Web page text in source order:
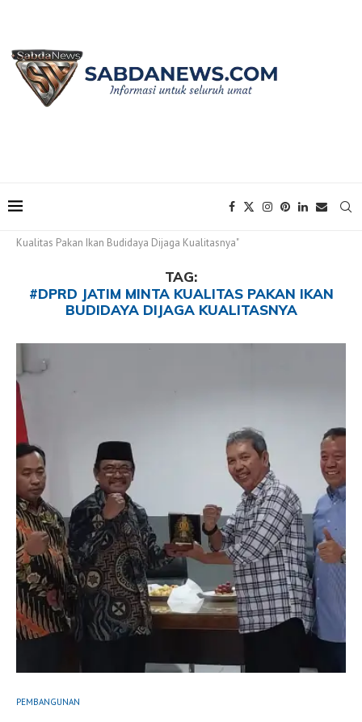
Kualitas Pakan Ikan Budidaya Dijaga Kualitasnya"
TAG:
#DPRD JATIM MINTA KUALITAS PAKAN IKAN
BUDIDAYA DIJAGA KUALITASNYA
PEMBANGUNAN